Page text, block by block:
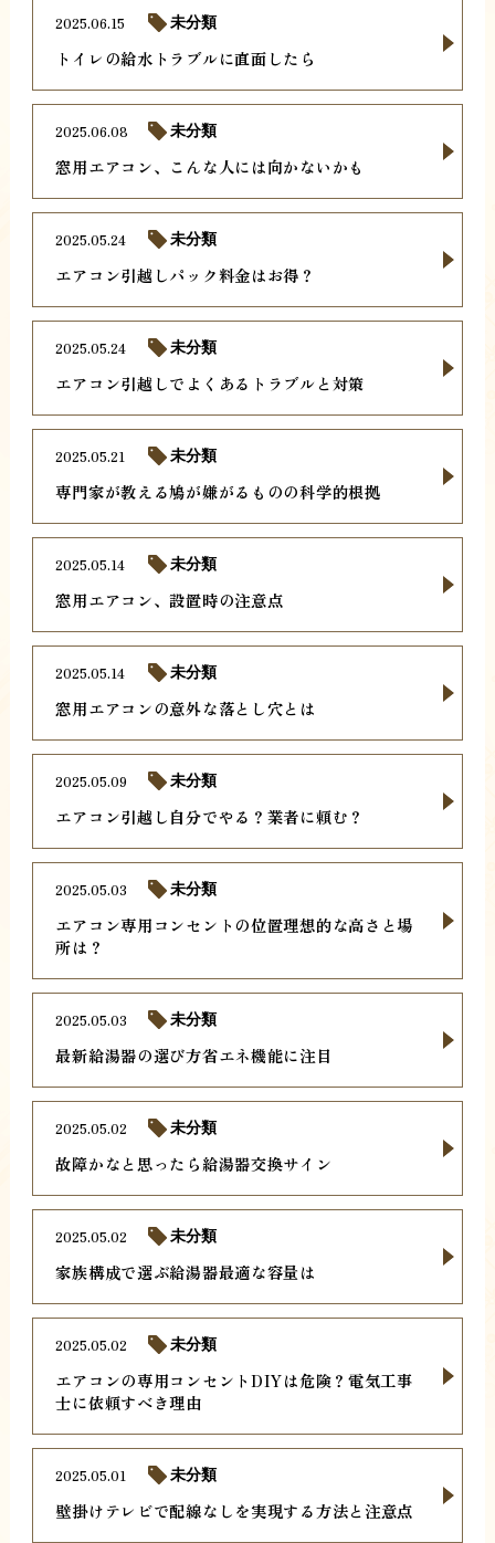
トイレの給水トラブルに直面したら
2025.06.15 未分類
窓用エアコン、こんな人には向かないかも
2025.06.08 未分類
エアコン引越しパック料金はお得？
2025.05.24 未分類
エアコン引越しでよくあるトラブルと対策
2025.05.24 未分類
専門家が教える鳩が嫌がるものの科学的根拠
2025.05.21 未分類
窓用エアコン、設置時の注意点
2025.05.14 未分類
窓用エアコンの意外な落とし穴とは
2025.05.14 未分類
エアコン引越し自分でやる？業者に頼む？
2025.05.09 未分類
エアコン専用コンセントの位置理想的な高さと場
所は？
2025.05.03 未分類
最新給湯器の選び方省エネ機能に注目
2025.05.03 未分類
故障かなと思ったら給湯器交換サイン
2025.05.02 未分類
家族構成で選ぶ給湯器最適な容量は
2025.05.02 未分類
エアコンの専用コンセントDIYは危険？電気工事
士に依頼すべき理由
2025.05.02 未分類
壁掛けテレビで配線なしを実現する方法と注意点
2025.05.01 未分類